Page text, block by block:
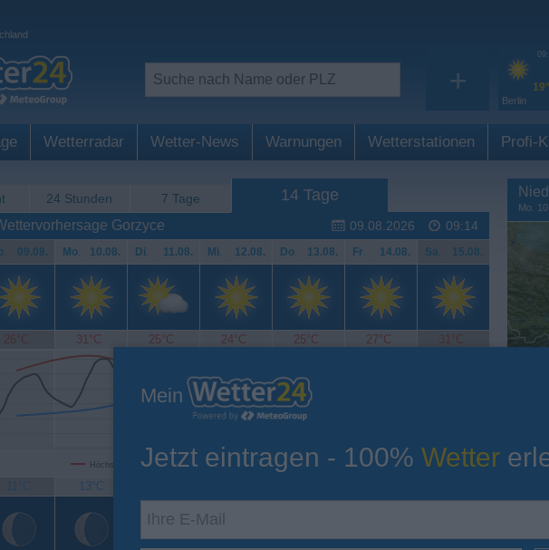
+
Berlin
Wetterradar Wetter-News Warnungen Wetterstationen Profi-
24 Stunden 7 Tage 14 Tage
09.08.2026 09:14
Gorzyce
. 09.08. Mo. 10.08. Di. 11.08. Mi. 12.08. Do. 13.08. Fr. 14.08. Sa. 15.08.
26°C 31°C 25°C 24°C 25°C 27°C 31°C
Höchsttemperatur Tiefsttemperatur Aktuelle Temperatur
11°C 13°C
Mo.
Mein
Jetzt eintragen - 100% Wetter